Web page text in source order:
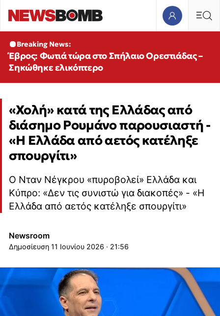
Breaking News:
Έβρος: Φωτιά τώρα στο Σπήλαιο Ορεστιάδας –
Σηκώθηκε ελικόπτερο
«Χολή» κατά της Ελλάδας από
διάσημο Ρουμάνο παρουσιαστή -
«Η Ελλάδα από αετός κατέληξε
σπουργίτι»
Ο Νταν Νέγκρου «πυροβολεί» Ελλάδα και
Κύπρο: «Δεν τις συνιστώ για διακοπές» - «Η
Ελλάδα από αετός κατέληξε σπουργίτι»
Newsroom
11 Ιουνίου 2026 · 21:56